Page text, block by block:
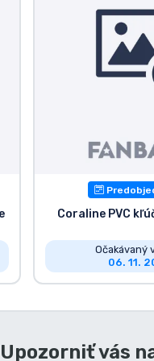
Coraline PVC
Očakávaný
06. 11.
Upozorniť vás